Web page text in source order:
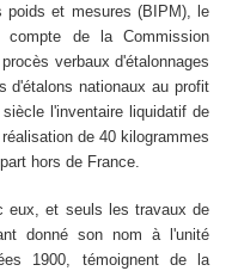
poids et mesures (BIPM), le
de la Commission
verbaux d'étalonnages
d'étalons nationaux au profit
l'inventaire liquidatif de
de 40 kilogrammes
hors de France.
eux, et seuls les travaux de
donné son nom à l'unité
1900, témoignent de la